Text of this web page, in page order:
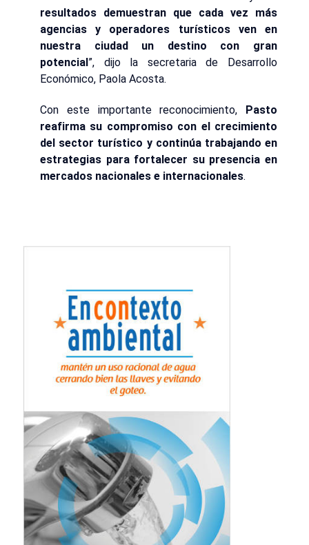
resultados demuestran que cada vez más
agencias y operadores turísticos ven en
nuestra ciudad un destino con gran
potencial”, dijo la secretaria de Desarrollo
Económico, Paola Acosta.
Con este importante reconocimiento, Pasto
reafirma su compromiso con el crecimiento
del sector turístico y continúa trabajando en
estrategias para fortalecer su presencia en
mercados nacionales e internacionales.